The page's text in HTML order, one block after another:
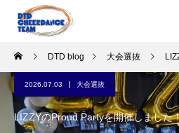
DTD blog 大会選抜
2026.07.03 大会選抜
LIZZYのProud Partyを開催しました